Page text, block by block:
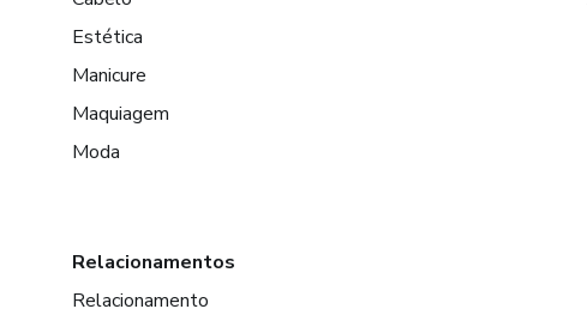
Estética
Manicure
Maquiagem
Moda
Relacionamentos
Relacionamento